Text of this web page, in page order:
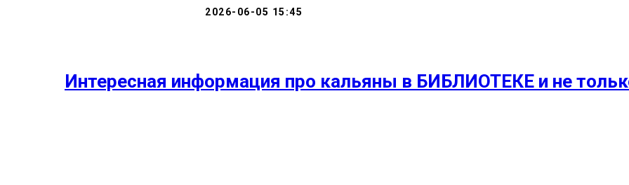
2026-06-05 15:45
Интересная информация про кальяны в БИБЛИОТЕКЕ и не